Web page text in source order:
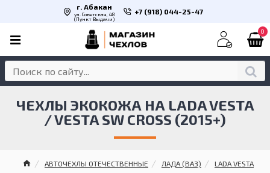
г. Абакан
ул. Советская, 48
(Пункт Выдачи)
+7 (918) 044-25-47
0
АВТОЧЕХЛЫ ОТЕЧЕСТВЕННЫЕ ЛАДА (ВАЗ)
LADA VESTA
ЧЕХЛЫ ЭКОКОЖА НА LADA VESTA
/ VESTA SW CROSS (2015+)